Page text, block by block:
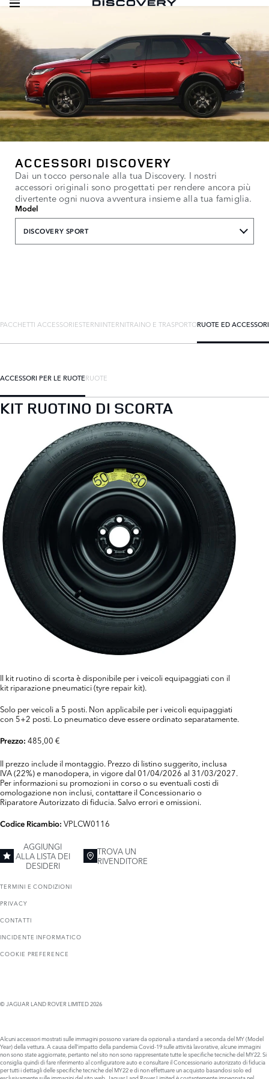
ACCESSORI DISCOVERY
Dai un tocco personale alla tua Discovery. I nostri
accessori originali sono progettati per rendere ancora più
divertente ogni nuova avventura insieme alla tua famiglia.
Model
DISCOVERY SPORT
PACCHETTI ACCESSORIESTERNIINTERNITRAINO E TRASPORTORUOTE ED ACCESSORI
ACCESSORI PER LE RUOTERUOTE
KIT RUOTINO DI SCORTA
Il kit ruotino di scorta è disponibile per i veicoli equipaggiati con il
kit riparazione pneumatici (tyre repair kit).
Solo per veicoli a 5 posti. Non applicabile per i veicoli equipaggiati
con 5+2 posti. Lo pneumatico deve essere ordinato separatamente.
Prezzo: 485,00 €
Il prezzo include il montaggio. Prezzo di listino suggerito, inclusa
IVA (22%) e manodopera, in vigore dal 01/04/2026 al 31/03/2027.
Per informazioni su promozioni in corso o su eventuali costi di
omologazione non inclusi, contattare il Concessionario o
Riparatore Autorizzato di fiducia. Salvo errori e omissioni.
Codice Ricambio: VPLCW0116
AGGIUNGI
ALLA LISTA DEI
DESIDERI
TROVA UN
RIVENDITORE
TERMINI E CONDIZIONI
PRIVACY
CONTATTI
INCIDENTE INFORMATICO
COOKIE PREFERENCE
© JAGUAR LAND ROVER LIMITED 2026
Alcuni accessori mostrati sulle immagini possono variare da opzionali a standard a seconda del MY (Model
Year) della vettura. A causa dell’impatto della pandemia Covid-19 sulle attività lavorative, alcune immagini
non sono state aggiornate, pertanto nel sito non sono rappresentate tutte le specifiche tecniche del MY22. Si
consiglia quindi di fare riferimento al configuratore auto e consultare il Concessionario autorizzato di fiducia
per tutti i dettagli delle specifiche tecniche del MY22 e di non effettuare un acquisto basandosi solo ed